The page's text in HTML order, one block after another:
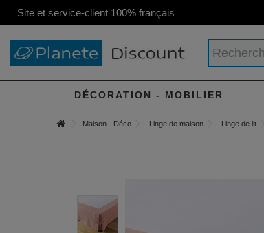
Site et service-client 100% français
DÉCORATION - MOBILIER
Maison - Déco Linge de maison Linge de lit